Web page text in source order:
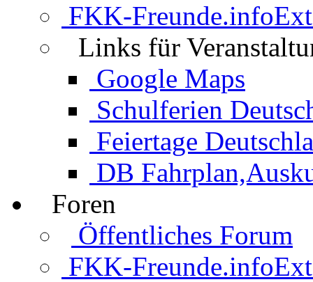
FKK-Freunde.info
Links für
Google Maps
Schulferien
Feiertage
DB
Foren
Öffentliches Forum
FKK-Freunde.info